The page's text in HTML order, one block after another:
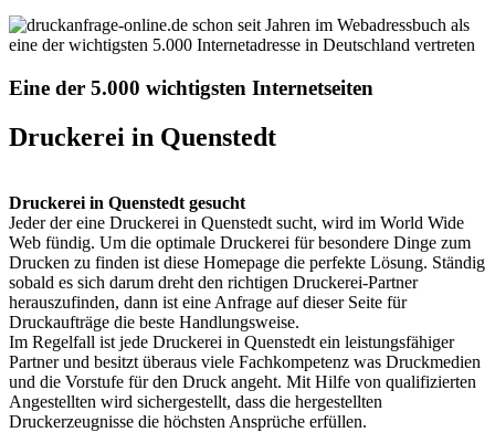
Eine der 5.000 wichtigsten Internetseiten
Druckerei in Quenstedt
Druckerei in Quenstedt gesucht
Jeder der eine Druckerei in Quenstedt sucht, wird im World Wide
Web fündig. Um die optimale Druckerei für besondere Dinge zum
Drucken zu finden ist diese Homepage die perfekte Lösung. Ständig
sobald es sich darum dreht den richtigen Druckerei-Partner
herauszufinden, dann ist eine Anfrage auf dieser Seite für
Druckaufträge die beste Handlungsweise.
Im Regelfall ist jede Druckerei in Quenstedt ein leistungsfähiger
Partner und besitzt überaus viele Fachkompetenz was Druckmedien
und die Vorstufe für den Druck angeht. Mit Hilfe von qualifizierten
Angestellten wird sichergestellt, dass die hergestellten
Druckerzeugnisse die höchsten Ansprüche erfüllen.